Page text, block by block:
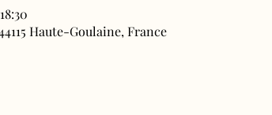
Haute-Goulaine, France